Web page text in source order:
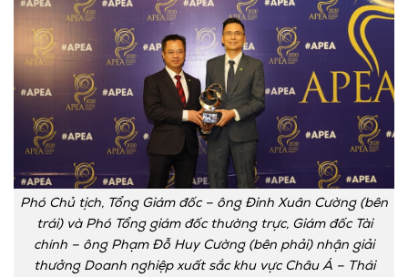
Phó Chủ tịch, Tổng Giám đốc – ông Đinh Xuân Cường (bên
trái) và Phó Tổng giám đốc thường trực, Giám đốc Tài
chính – ông Phạm Đỗ Huy Cường (bên phải) nhận giải
thưởng Doanh nghiệp xuất sắc khu vực Châu Á – Thái